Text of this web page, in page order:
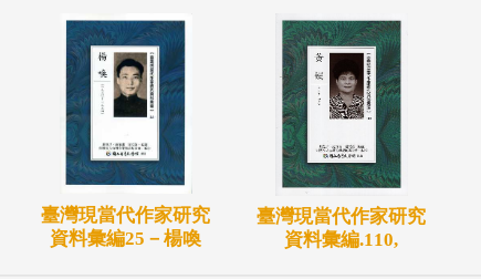
臺灣現當代作家研究
資料彙編25－楊喚
臺灣現當代作家研究
資料彙編.110,